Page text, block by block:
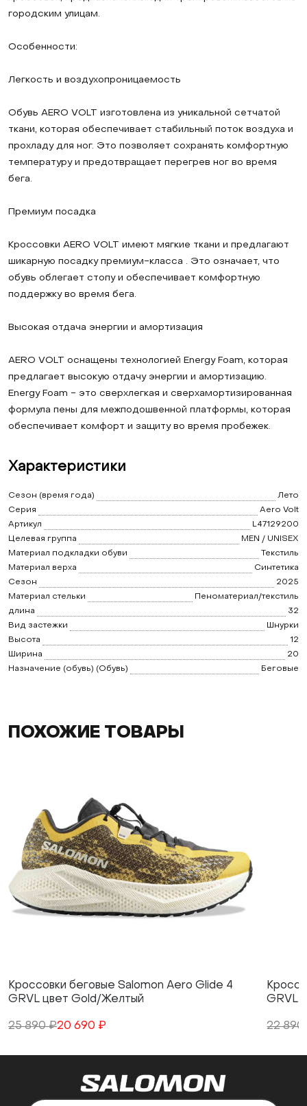
городским улицам.
Особенности:
Легкость и воздухопроницаемость
Обувь AERO VOLT изготовлена из уникальной сетчатой
ткани, которая обеспечивает стабильный поток воздуха и
прохладу для ног. Это позволяет сохранять комфортную
температуру и предотвращает перегрев ног во время
бега.
Премиум посадка
Кроссовки AERO VOLT имеют мягкие ткани и предлагают
шикарную посадку премиум-класса . Это означает, что
обувь облегает стопу и обеспечивает комфортную
поддержку во время бега.
Высокая отдача энергии и амортизация
AERO VOLT оснащены технологией Energy Foam, которая
предлагает высокую отдачу энергии и амортизацию.
Energy Foam - это сверхлегкая и сверхамортизированная
формула пены для межподошвенной платформы, которая
обеспечивает комфорт и защиту во время пробежек.
Характеристики
Сезон (время года)
Лето
Серия
Aero Volt
Артикул
L47129200
Целевая группа
MEN / UNISEX
Материал подкладки обуви
Текстиль
Материал верха
Синтетика
Сезон
2025
Материал стельки
Пеноматериал/текстиль
длина
32
Вид застежки
Шнурки
Высота
12
Ширина
20
Назначение (обувь) (Обувь)
Беговые
ПОХОЖИЕ ТОВАРЫ
Кроссовки беговые Salomon Aero Glide 4
GRVL цвет Gold/Желтый
25 890 ₽20 690 ₽
GRVL
22 890